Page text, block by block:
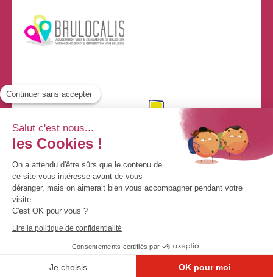
© By Poush
Données Personnelles Contact
Continuer sans accepter
Salut c'est nous...
les Cookies !
On a attendu d'être sûrs que le contenu de
ce site vous intéresse avant de vous
déranger, mais on aimerait bien vous accompagner pendant votre
visite...
C'est OK pour vous ?
Lire la politique de confidentialité
Consentements certifiés par
Je choisis OK pour moi